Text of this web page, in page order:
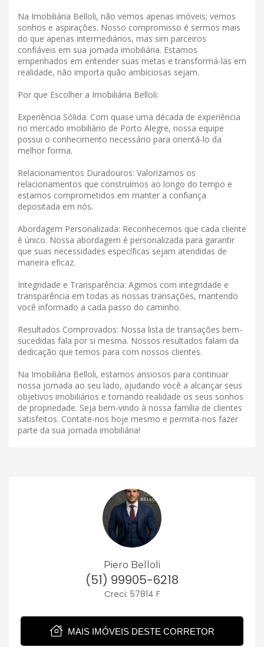
Na Imobiliária Belloli, não vemos apenas imóveis; vemos
sonhos e aspirações. Nosso compromisso é sermos mais
do que apenas intermediários, mas sim parceiros
confiáveis ​​em sua jornada imobiliária. Estamos
empenhados em entender suas metas e transformá-las em
realidade, não importa quão ambiciosas sejam.
Por que Escolher a Imobiliária Belloli:
Experiência Sólida: Com quase uma década de experiência
no mercado imobiliário de Porto Alegre, nossa equipe
possui o conhecimento necessário para orientá-lo da
melhor forma.
Relacionamentos Duradouros: Valorizamos os
relacionamentos que construímos ao longo do tempo e
estamos comprometidos em manter a confiança
depositada em nós.
Abordagem Personalizada: Reconhecemos que cada cliente
é único. Nossa abordagem é personalizada para garantir
que suas necessidades específicas sejam atendidas de
maneira eficaz.
Integridade e Transparência: Agimos com integridade e
transparência em todas as nossas transações, mantendo
você informado a cada passo do caminho.
Resultados Comprovados: Nossa lista de transações bem-
sucedidas fala por si mesma. Nossos resultados falam da
dedicação que temos para com nossos clientes.
Na Imobiliária Belloli, estamos ansiosos para continuar
nossa jornada ao seu lado, ajudando você a alcançar seus
objetivos imobiliários e tornando realidade os seus sonhos
de propriedade. Seja bem-vindo à nossa família de clientes
satisfeitos. Contate-nos hoje mesmo e permita-nos fazer
parte da sua jornada imobiliária!
Piero Belloli
(51) 99905-6218
Creci: 57814 F
MAIS IMÓVEIS DESTE CORRETOR